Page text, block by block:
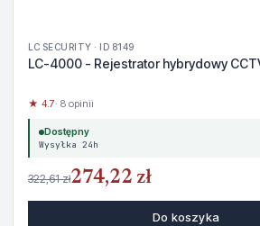
LC SECURITY · ID 8149
LC-4000 - Rejestrator hybrydowy
★ 4.7· 8 opinii
Dostępny
Wysyłka 24h
322,61 zł274,22 zł
Do koszyka